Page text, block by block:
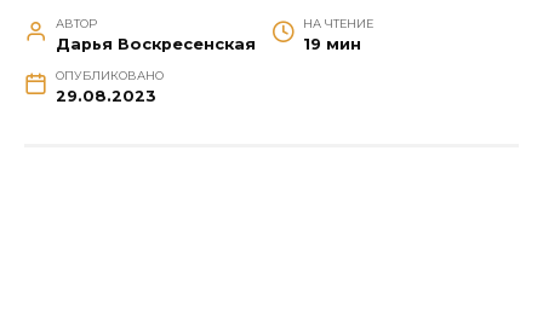
АВТОР
Дарья Воскресенская
НА ЧТЕНИЕ
19 мин
ОПУБЛИКОВАНО
29.08.2023